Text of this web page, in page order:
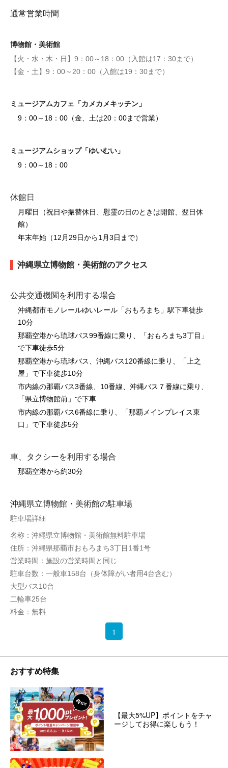
通常営業時間
博物館・美術館
【火・水・木・日】9：00～18：00（入館は17：30まで）
【金・土】9：00～20：00（入館は19：30まで）
ミュージアムカフェ「カメカメキッチン」
9：00～18：00（金、土は20：00まで営業）
ミュージアムショップ「ゆいむい」
9：00～18：00
休館日
月曜日（祝日や振替休日、慰霊の日のときは開館、翌日休
館）
年末年始（12月29日から1月3日まで）
沖縄県立博物館・美術館のアクセス
公共交通機関を利用する場合
沖縄都市モノレールゆいレール「おもろまち」駅下車徒歩
10分
那覇空港から琉球バス99番線に乗り、「おもろまち3丁目」
で下車徒歩5分
那覇空港から琉球バス、沖縄バス120番線に乗り、「上之
屋」で下車徒歩10分
市内線の那覇バス3番線、10番線、沖縄バス７番線に乗り、
「県立博物館前」で下車
市内線の那覇バス6番線に乗り、「那覇メインプレイス東
口」で下車徒歩5分
車、タクシーを利用する場合
那覇空港から約30分
沖縄県立博物館・美術館の駐車場
駐車場詳細
名称：沖縄県立博物館・美術館無料駐車場
住所：沖縄県那覇市おもろまち3丁目1番1号
営業時間：施設の営業時間と同じ
駐車台数：一般車158台（身体障がい者用4台含む）
大型バス10台
二輪車25台
料金：無料
1
おすすめ特集
【最大5%UP】ポイントをチャ
ージしてお得に楽しもう！